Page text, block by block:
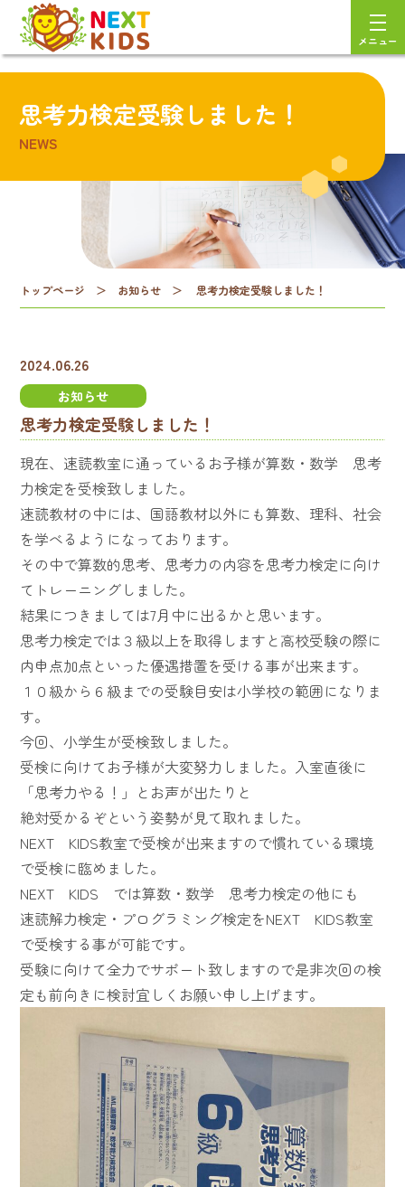
メニュー
思考力検定受験しました！
NEWS
トップページ ＞ お知らせ ＞ 思考力検定受験しました！
2024.06.26
お知らせ
思考力検定受験しました！
現在、速読教室に通っているお子様が算数・数学 思考
力検定を受検致しました。
速読教材の中には、国語教材以外にも算数、理科、社会
を学べるようになっております。
その中で算数的思考、思考力の内容を思考力検定に向け
てトレーニングしました。
結果につきましては7月中に出るかと思います。
思考力検定では３級以上を取得しますと高校受験の際に
内申点加点といった優遇措置を受ける事が出来ます。
１０級から６級までの受験目安は小学校の範囲になりま
す。
今回、小学生が受検致しました。
受検に向けてお子様が大変努力しました。入室直後に
「思考力やる！」とお声が出たりと
絶対受かるぞという姿勢が見て取れました。
NEXT KIDS教室で受検が出来ますので慣れている環境
で受検に臨めました。
NEXT KIDS では算数・数学 思考力検定の他にも
速読解力検定・プログラミング検定をNEXT KIDS教室
で受検する事が可能です。
受験に向けて全力でサポート致しますので是非次回の検
定も前向きに検討宜しくお願い申し上げます。